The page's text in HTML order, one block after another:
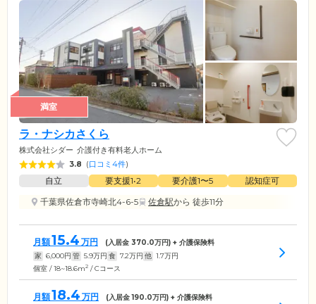
満室
ラ・ナシカさくら
株式会社シダー 介護付き有料老人ホーム
3.8 (口コミ4件)
自立 要支援1•2 要介護1〜5
認知症可
千葉県佐倉市寺崎北4-6-5
佐倉駅から 徒歩11分
月額15.4 万円 (入居金 370.0万円) + 介護保険料
家 6,000円 管 5.9万円 食 7.2万円 他 1.7万円
個室 / 18~18.6m2 / Cコース
月額18.4 万円 (入居金190.0万円) + 介護保険料